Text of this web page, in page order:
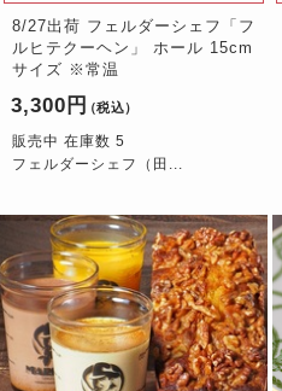
8/27出荷 フェルダーシェフ「フ
ルヒテクーヘン」 ホール 15cm
サイズ ※常温
3,300円 （税込）
販売中 在庫数 5
フェルダーシェフ（田...